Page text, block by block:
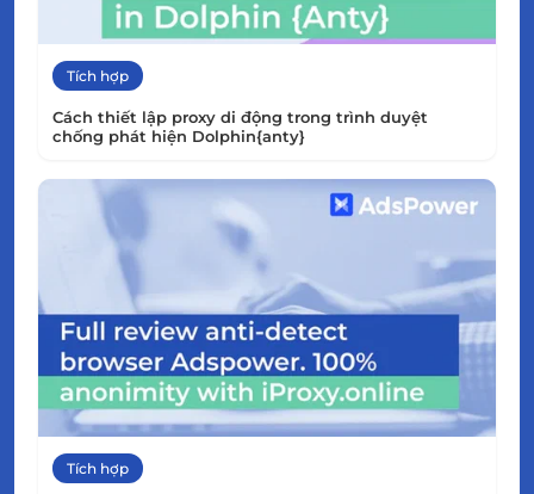
Tích hợp
Cách thiết lập proxy di động trong trình duyệt
chống phát hiện Dolphin{anty}
Tích hợp